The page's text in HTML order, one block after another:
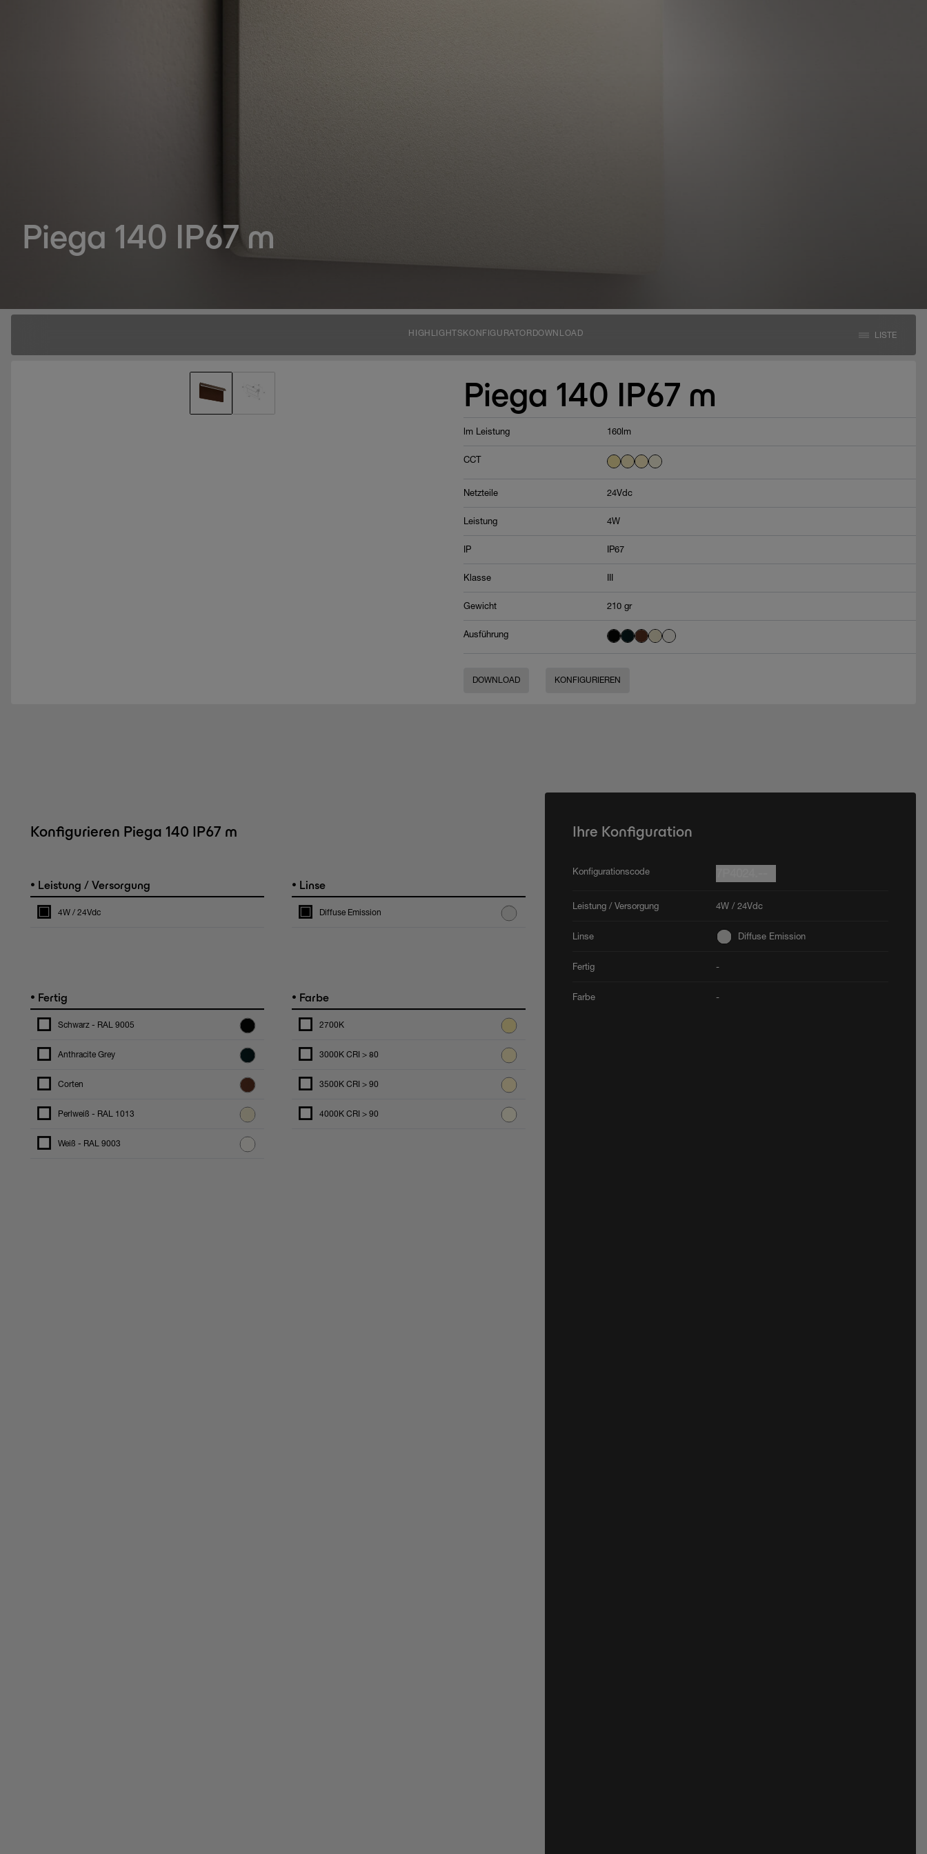
Piega 140 IP67 m
HIGHLIGHTS KONFIGURATOR DOWNLOAD LISTE
Piega 140 IP67 m
lm Leistung 160lm
CCT
Netzteile 24Vdc
Leistung 4W
IP IP67
Klasse
Gewicht 210 gr
Ausführung
DOWNLOAD KONFIGURIEREN
Konfigurieren Piega 140 IP67 m
• Leistung / Versorgung
4W / 24Vdc
• Linse
Diffuse Emission
• Fertig
Schwarz - RAL 9005
Anthracite Grey
Corten
Perlweiß - RAL 1013
Weiß - RAL 9003
• Farbe
2700K
3000K CRI > 80
3500K CRI > 90
4000K CRI > 90
Ihre Konfiguration
Konfigurationscode
Leistung / Versorgung 4W / 24Vdc
Linse Diffuse Emission
Fertig -
Farbe -